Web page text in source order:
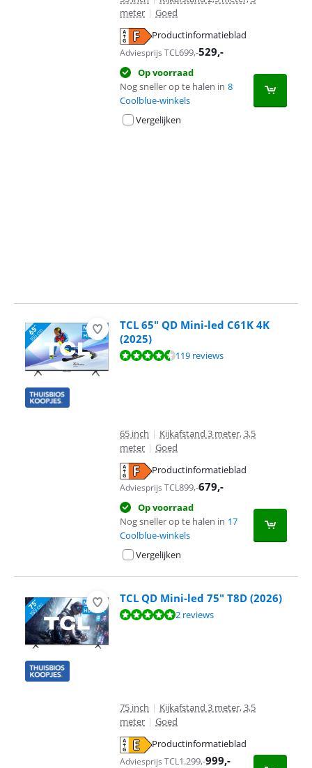
meter | Goed
Productinformatieblad
Adviesprijs TCL699,-529,-
Op voorraad
Nog sneller op te halen in 8
Coolblue-winkels
Vergelijken
TCL 65" QD Mini-led C61K 4K
(2025)
Beoordeling is 8,9 van de 10, gebaseerd op 119 reviews.
119 reviews
65 inch | Kijkafstand 3 meter, 3,5
meter | Goed
Productinformatieblad
Adviesprijs TCL899,-679,-
Op voorraad
Nog sneller op te halen in 17
Coolblue-winkels
Vergelijken
TCL QD Mini-led 75" T8D (2026)
Beoordeling is 10 van de 10, gebaseerd op 2 reviews.
2 reviews
75 inch | Kijkafstand 3 meter, 3,5
meter | Goed
Productinformatieblad
Adviesprijs TCL1.299,-999,-